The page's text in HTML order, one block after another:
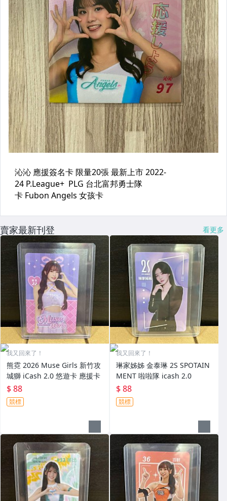
賣家最新刊登 看更多
我又回來了！
熊霓 2026 Muse Girls 新竹攻
城獅 iCash 2.0 悠遊卡 應援卡
$ 88
競標
我又回來了！
琳家姊姊 金泰琳 2S SPOTAIN
MENT 啦啦隊 icash 2.0
$ 88
競標